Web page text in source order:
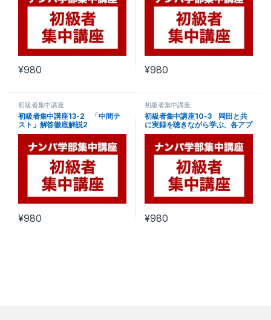
¥980 ¥980
初級者集中講座
初級者集中講座13-2 「中間テ
スト」解答徹底解説2
¥980
初級者集中講座
初級者集中講座10-3 岡田と共
に実録を聴きながら学ぶ、各アプ
ローチ応酬会話
¥980